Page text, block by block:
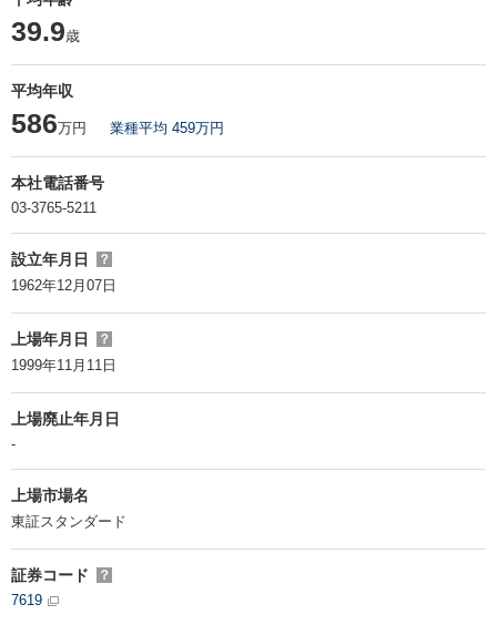
39.9歳
平均年収
586万円 業種平均 459万円
本社電話番号
03-3765-5211
設立年月日 ？
1962年12月07日
上場年月日 ？
1999年11月11日
上場廃止年月日
-
上場市場名
東証スタンダード
証券コード ？
7619